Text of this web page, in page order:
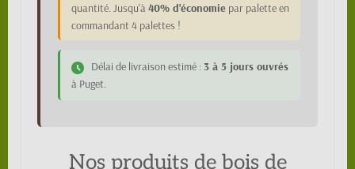
quantité. Jusqu'à40% d'économie par palette en
commandant 4 palettes !
Délai de livraison estimé : 3 à 5 jours ouvrés
à Puget.
Nos produits de bois de